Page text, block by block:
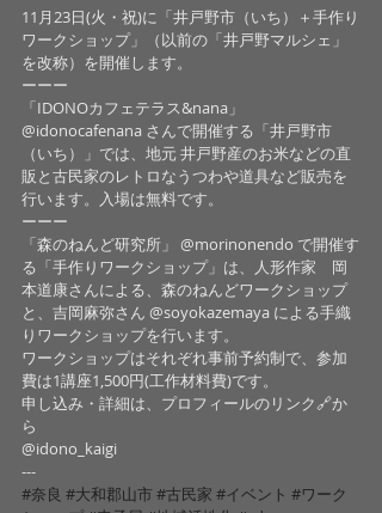
11月23日(火・祝)に「井戸野市（いち）＋手作り
ワークショップ」（以前の「井戸野マルシェ」
を改称）を開催します。
ーーー
「IDONOカフェテラス&nana」
@idonocafenana さんで開催する「井戸野市
（いち）」では、地元 井戸野産のお米などの直
販と古民家のレトロなうつわや道具など販売を
行います。入場は無料です。
ーーー
「森のねんど研究所」 @morinonendo で開催す
る「手作りワークショップ」は、人形作家　岡
本道康さんによる、森のねんどワークショップ
と、吉岡麻弥さん @soyokazemaya による手織
りワークショップを行います。
ワークショップはそれぞれ事前予約制で、参加
費は1講座1,500円(工作材料費)です。
申し込み・詳細は、プロフィールのリンク🔗か
ら
@idono_kaigi
---
#奈良 #大和郡山市#古民家 #イベント #ワーク